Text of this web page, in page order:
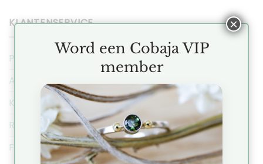
KLANTENSERVICE
Privacy Regeling
Algemene Voorwaarden
Klachten
Ruilen & Retourneren
FAQ
Word een Cobaja VIP
member
×